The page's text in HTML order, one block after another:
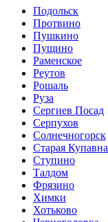
Подольск
Протвино
Пушкино
Пущино
Раменское
Реутов
Рошаль
Руза
Сергиев Посад
Серпухов
Солнечногорск
Старая Купавна
Ступино
Талдом
Фрязино
Химки
Хотьково